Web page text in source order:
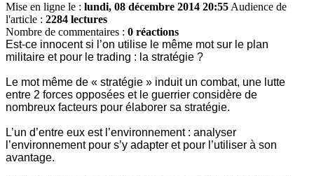
Mise en ligne le : lundi, 08 décembre 2014 20:55 Audience de
l'article : 2284 lectures
Nombre de commentaires : 0 réactions
Est-ce innocent si l’on utilise le même mot sur le plan
militaire et pour le trading : la stratégie ?
Le mot même de « stratégie » induit un combat, une lutte
entre 2 forces opposées et le guerrier considère de
nombreux facteurs pour élaborer sa stratégie.
L’un d’entre eux est l’environnement : analyser
l’environnement pour s’y adapter et pour l’utiliser à son
avantage.